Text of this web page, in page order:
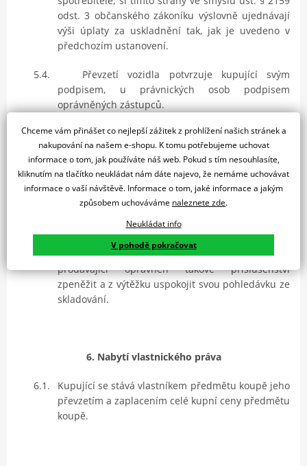
odst. 3 občanského zákoníku výslovně ujednávají
výši úplaty za uskladnění tak, jak je uvedeno v
předchozím ustanovení.
5.4.
Převzetí vozidla potvrzuje kupující svým
podpisem, u právnických osob podpisem
oprávněných zástupců.
5.5.
V případě, že dojde na pokyn kupujícího
k odmontování příslušenství vozidla, je kupující
povinen si takové příslušenství převzít nejpozději
do 14 dnů ode dne uvedeného ve vyrozumění. V
případě, že si kupující takové příslušenství vozidla
včas nepřevezme, je povinen zaplatit
prodávajícímu skladovací poplatek ve výši 250,- Kč
za každý, byť i jen započatý kalendářní den
prodlení. V případě prodlení delším než 60 dnů je
prodávající oprávněn takové příslušenství
zpeněžit a z výtěžku uspokojit svou pohledávku ze
skladování.
6. Nabytí vlastnického práva
6.1.
Kupující se stává vlastníkem předmětu koupě jeho
převzetím a zaplacením celé kupní ceny předmětu
koupě.
Chceme vám přinášet co nejlepší zážitek z prohlížení našich stránek a
nakupování na našem e-shopu. K tomu potřebujeme uchovat
informace o tom, jak používáte náš web. Pokud s tím nesouhlasíte,
kliknutím na tlačítko neukládat nám dáte najevo, že nemáme uchovávat
informace o vaší návštěvě. Informace o tom, jaké informace a jakým
způsobem uchováváme naleznete zde.
Neukládat info
V pohodě pokračovat